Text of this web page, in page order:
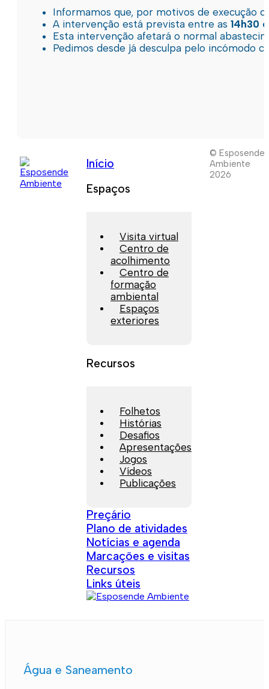
Informamos que, por motivos de execução
A intervenção está prevista entre as 14h30
Esta intervenção afetará o normal
Pedimos desde já desculpa pelo incómodo
Início
Espaços
Visita virtual
Centro de
acolhimento
Centro de
formação
ambiental
Espaços
exteriores
Recursos
Folhetos
Histórias
Desafios
Apresentações
Jogos
Vídeos
Publicações
Preçário
Plano de atividades
Notícias e agenda
Marcações e visitas
Recursos
Links úteis
© Esposende
Ambiente
2026
Água e Saneamento